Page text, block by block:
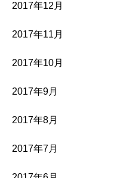
2017年12月
2017年11月
2017年10月
2017年9月
2017年8月
2017年7月